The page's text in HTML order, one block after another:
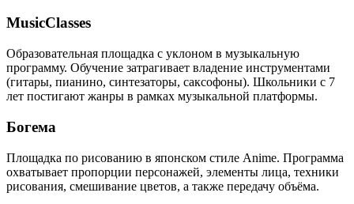
MusicClasses
Образовательная площадка с уклоном в музыкальную
программу. Обучение затрагивает владение инструментами
(гитары, пианино, синтезаторы, саксофоны). Школьники с 7
лет постигают жанры в рамках музыкальной платформы.
Богема
Площадка по рисованию в японском стиле Anime. Программа
охватывает пропорции персонажей, элементы лица, техники
рисования, смешивание цветов, а также передачу объёма.